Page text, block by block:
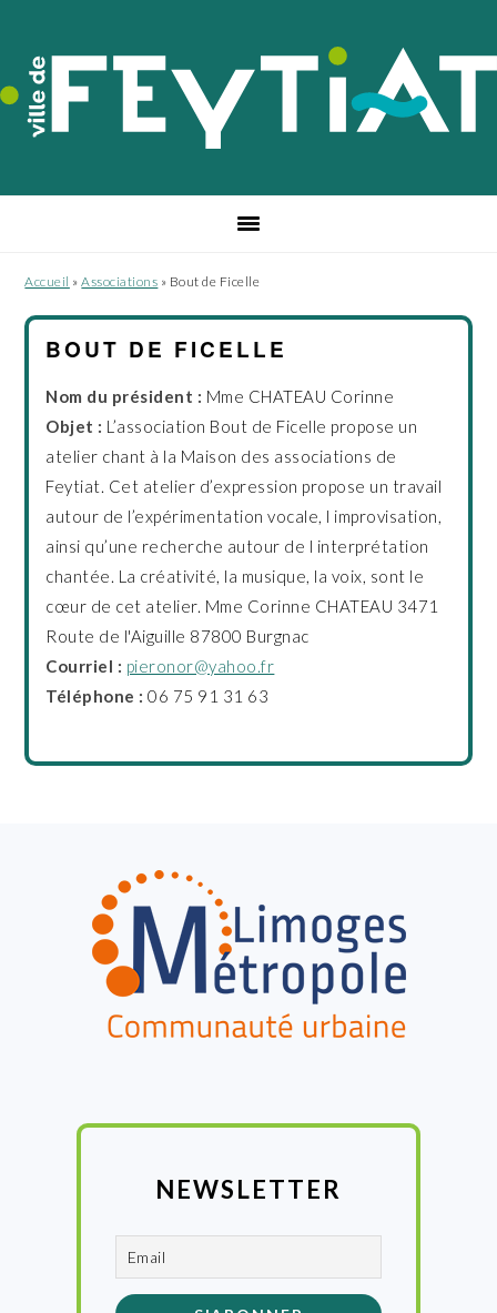
navigation
principale
contenu
principal
pied
de
page
Accueil »Associations » Bout de Ficelle
BOUT DE FICELLE
Nom du président : Mme CHATEAU Corinne
Objet : L’association Bout de Ficelle propose un
atelier chant à la Maison des associations de
Feytiat. Cet atelier d’expression propose un travail
autour de l’expérimentation vocale, l improvisation,
ainsi qu’une recherche autour de l interprétation
chantée. La créativité, la musique, la voix, sont le
cœur de cet atelier. Mme Corinne CHATEAU 3471
Route de l'Aiguille 87800 Burgnac
Courriel : pieronor@yahoo.fr
Téléphone :06 75 91 31 63
NEWSLETTER